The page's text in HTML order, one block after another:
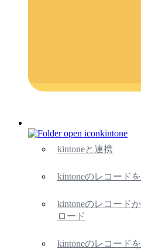
kintone
kintoneと連携
kintoneのレコード
kintoneのレコード
ロード
kintoneのレコード